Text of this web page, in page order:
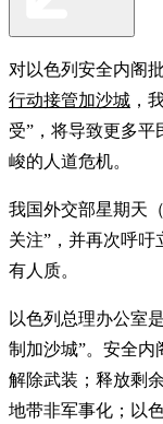
对以色列安全内阁
行动接管加沙城 ，
受”，将导致更多
峻的人道危机。
我国外交部星期天
关注”，并再次呼
有人质。
以色列总理办公室
制加沙城”。安全内
解除武装；释放剩
地带非军事化；以